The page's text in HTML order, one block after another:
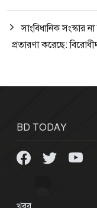
সাংবিধানিক সংস্কার
প্রতারণা করেছে:
BD TODAY